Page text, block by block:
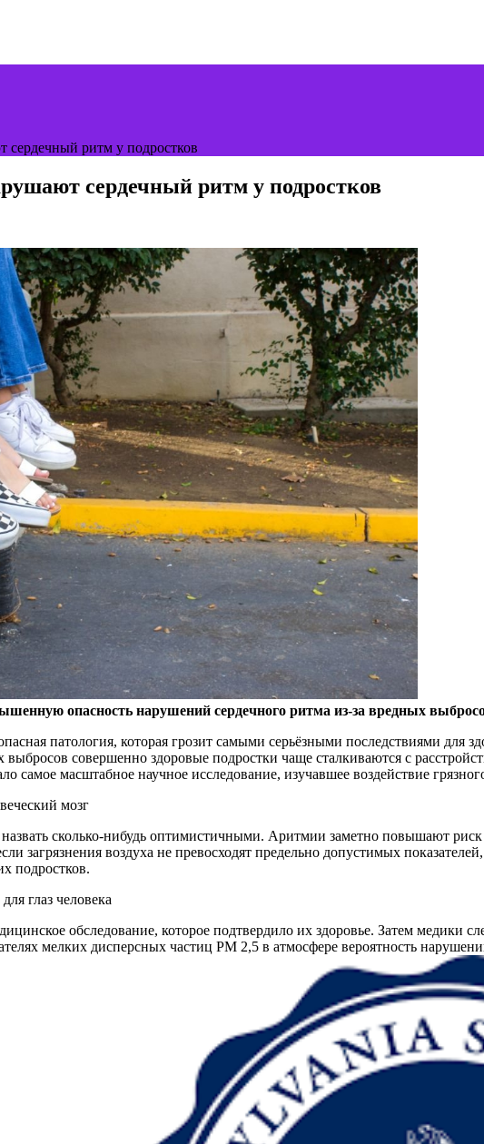
ритм у подростков
сердечный ритм у подростков
опасность нарушений сердечного ритма из-за вредных
патология, которая грозит самыми серьёзными последствиями для
выбросов совершенно здоровые подростки чаще сталкиваются с
самое масштабное научное исследование, изучавшее воздействие
мозг
назвать сколько-нибудь оптимистичными. Аритмии заметно повышают
загрязнения воздуха не превосходят предельно допустимых
подростков.
глаз человека
обследование, которое подтвердило их здоровье. Затем медики
мелких дисперсных частиц PM 2,5 в атмосфере вероятность